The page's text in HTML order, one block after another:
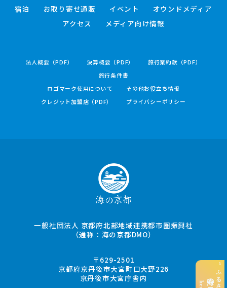
宿泊
お取り寄せ通販 イベント
オウンドメディア
アクセス
メディア向け情報
法人概要（PDF） 決算概要（PDF）
旅行業約款（PDF）
旅行条件書
ロゴマーク使用について
その他お役立ち情報
クレジット加盟店（PDF）
プライバシーポリシー
一般社団法人 京都府北部地域連携都市圏振興社
（通称：海の京都DMO）
〒629-2501
京都府京丹後市大宮町口大野226
京丹後市大宮庁舎内